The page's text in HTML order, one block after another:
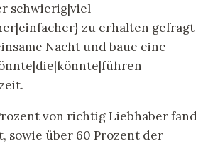
schwierig|viel
zu erhalten gefragt
Nacht und baue eine
von richtig Liebhaber fand
sowie über 60 Prozent der